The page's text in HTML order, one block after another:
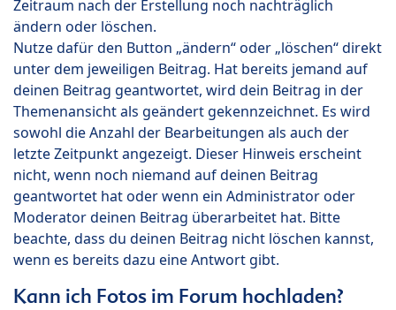
Zeitraum nach der Erstellung noch nachträglich
ändern oder löschen.
Nutze dafür den Button „ändern“ oder „löschen“ direkt
unter dem jeweiligen Beitrag. Hat bereits jemand auf
deinen Beitrag geantwortet, wird dein Beitrag in der
Themenansicht als geändert gekennzeichnet. Es wird
sowohl die Anzahl der Bearbeitungen als auch der
letzte Zeitpunkt angezeigt. Dieser Hinweis erscheint
nicht, wenn noch niemand auf deinen Beitrag
geantwortet hat oder wenn ein Administrator oder
Moderator deinen Beitrag überarbeitet hat. Bitte
beachte, dass du deinen Beitrag nicht löschen kannst,
wenn es bereits dazu eine Antwort gibt.
Kann ich Fotos im Forum hochladen?